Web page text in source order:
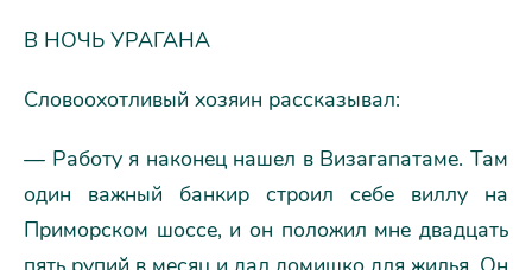
В НОЧЬ УРАГАНА
Словоохотливый хозяин рассказывал:
— Работу я наконец нашел в Визагапатаме. Там
один важный банкир строил себе виллу на
Приморском шоссе, и он положил мне двадцать